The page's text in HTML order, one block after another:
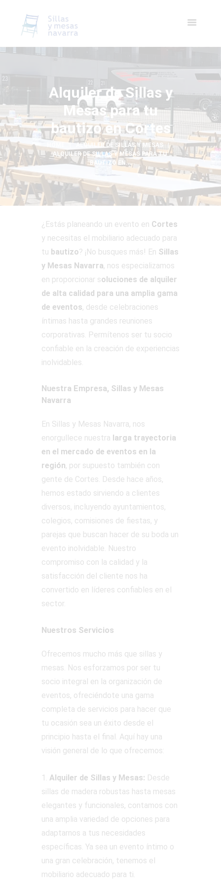
Alquiler de Sillas y
Mesas para tu
bautizo en Cortes
ALQUILER DE SILLAS Y MESAS
ALQUILER DE SILLAS Y MESAS PARA TU
BAUTIZO EN...
¿Estás planeando un evento en Cortes
y necesitas el mobiliario adecuado para
tu bautizo? ¡No busques más! En Sillas
y Mesas Navarra, nos especializamos
en proporcionar soluciones de alquiler
de alta calidad para una amplia gama
de eventos, desde celebraciones
íntimas hasta grandes reuniones
corporativas. Permítenos ser tu socio
confiable en la creación de experiencias
inolvidables.
Nuestra Empresa, Sillas y Mesas
Navarra
En Sillas y Mesas Navarra, nos
enorgullece nuestra larga trayectoria
en el mercado de eventos en la
región, por supuesto también con
gente de Cortes. Desde hace años,
hemos estado sirviendo a clientes
diversos, incluyendo ayuntamientos,
colegios, comisiones de fiestas, y
parejas que buscan hacer de su boda un
evento inolvidable. Nuestro
compromiso con la calidad y la
satisfacción del cliente nos ha
convertido en líderes confiables en el
sector.
Nuestros Servicios
Ofrecemos mucho más que sillas y
mesas. Nos esforzamos por ser tu
socio integral en la organización de
eventos, ofreciéndote una gama
completa de servicios para hacer que
tu ocasión sea un éxito desde el
principio hasta el final. Aquí hay una
visión general de lo que ofrecemos:
1. Alquiler de Sillas y Mesas: Desde
sillas de madera robustas hasta mesas
elegantes y funcionales, contamos con
una amplia variedad de opciones para
adaptarnos a tus necesidades
específicas. Ya sea un evento íntimo o
una gran celebración, tenemos el
mobiliario adecuado para ti.